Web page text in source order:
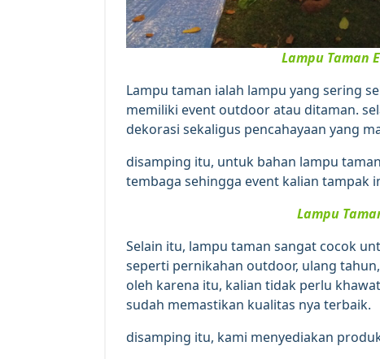
Lampu Taman
Lampu taman ialah lampu yang sering
memiliki event outdoor atau ditaman.
dekorasi sekaligus pencahayaan yang
disamping itu, untuk bahan lampu
tembaga sehingga event kalian tampak
Lampu
Selain itu, lampu taman sangat cocok
seperti pernikahan outdoor, ulang
oleh karena itu, kalian tidak perlu
sudah memastikan kualitas nya terbaik.
disamping itu, kami menyediakan